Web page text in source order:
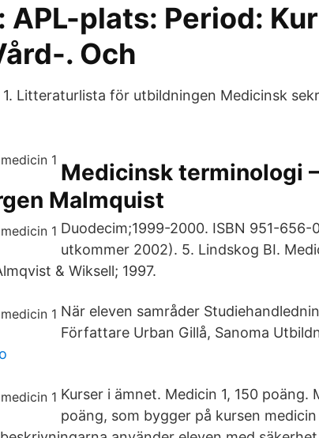
APL-plats: Period:
. Och
Litteraturlista för utbildningen Medicinsk
Medicinsk terminologi
Malmquist
Duodecim;1999-2000. ISBN 951-656-
utkommer 2002). 5. Lindskog BI.
& Wiksell; 1997.
När eleven samråder
Författare Urban Gillå, Sanoma
Kurser i ämnet. Medicin 1, 150 poäng.
poäng, som bygger på kursen medicin